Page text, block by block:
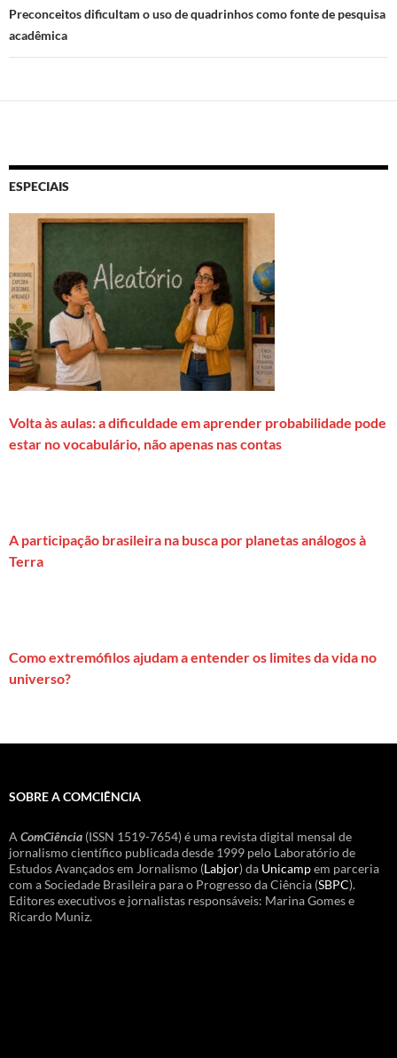
Preconceitos dificultam o uso de quadrinhos como fonte de pesquisa
acadêmica
ESPECIAIS
Volta às aulas: a dificuldade em aprender probabilidade pode
estar no vocabulário, não apenas nas contas
A participação brasileira na busca por planetas análogos à
Terra
Como extremófilos ajudam a entender os limites da vida no
universo?
SOBRE A COMCIÊNCIA
A ComCiência (ISSN 1519-7654) é uma revista digital mensal de
jornalismo científico publicada desde 1999 pelo Laboratório de
Estudos Avançados em Jornalismo (Labjor) da Unicampem parceria
com a Sociedade Brasileira para o Progresso da Ciência (SBPC).
Editores executivos e jornalistas responsáveis: Marina Gomes e
Ricardo Muniz.